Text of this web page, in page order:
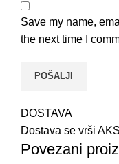
Save my name,
the next time I
DOSTAVA
Dostava se vrši
Povezani